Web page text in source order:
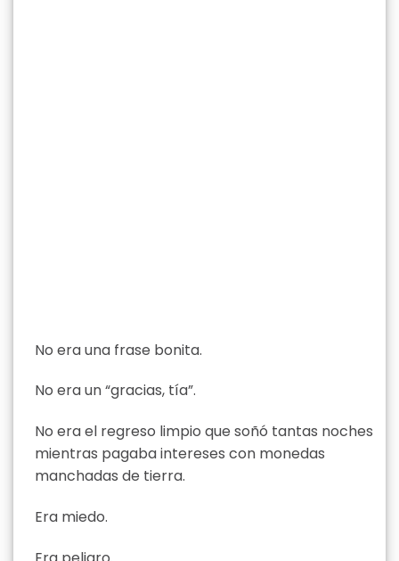
No era una frase bonita.
No era un “gracias, tía”.
No era el regreso limpio que soñó tantas noches
mientras pagaba intereses con monedas
manchadas de tierra.
Era miedo.